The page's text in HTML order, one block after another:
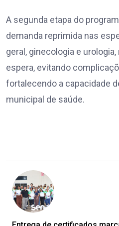
A segunda etapa do
demanda reprimida nas
geral, ginecologia e
espera, evitando
fortalecendo a capacidade
municipal de saúde.